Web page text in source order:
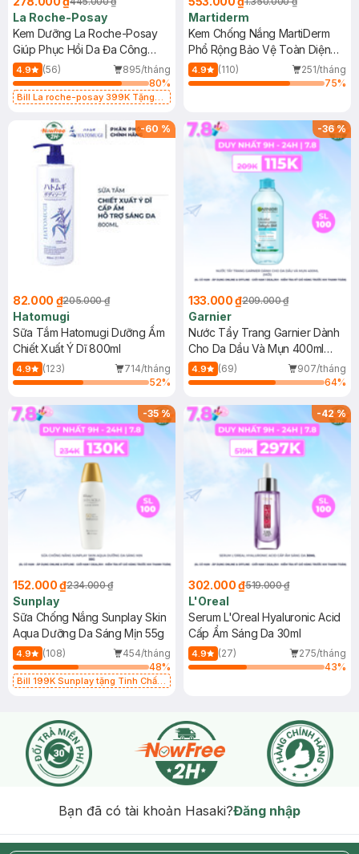
La Roche-Posay
Kem Dưỡng La Roche-Posay
Giúp Phục Hồi Da Đa Công
Dụng 40ml
4.9 (56)
895/tháng
80%
Bill La roche-posay 399K Tặng
(SL có hạn)
Martiderm
Kem Chống Nắng MartiDerm
Phổ Rộng Bảo Vệ Toàn Diện
40ml
4.9 (110)
251/tháng
75%
-60 %
82.000 ₫205.000 ₫
Hatomugi
Sữa Tắm Hatomugi Dưỡng Ẩm
Chiết Xuất Ý Dĩ 800ml
4.9 (123)
714/tháng
52%
-36%
133.000 ₫209.000 ₫
Garnier
Nước Tẩy Trang Garnier Dành
Cho Da Dầu Và Mụn 400ml
(Mới)
4.9 (69)
907/tháng
64%
-35%
152.000 ₫234.000 ₫
Sunplay
Sữa Chống Nắng Sunplay Skin
Aqua Dưỡng Da Sáng Mịn 55g
4.9 (108)
454/tháng
48%
Bill 199K Sunplay tặng Tinh Chất
-42%
302.000 ₫519.000 ₫
L'Oreal
Serum L'Oreal Hyaluronic Acid
Cấp Ẩm Sáng Da 30ml
4.9 (27)
275/tháng
43%
Bạn đã có tài khoản Hasaki?Đăng nhập